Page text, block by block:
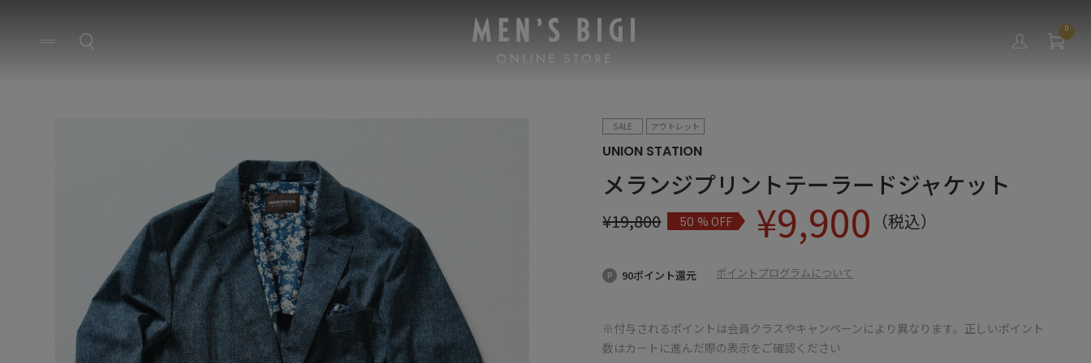
0
SALE アウトレット
UNION STATION
メランジプリントテーラードジャケット
¥19,800 50% OFF ¥9,900 （税込）
90ポイント還元 ポイントプログラムについて
※付与されるポイントは会員クラスやキャンペーンにより異なります。正しいポイント
数はカートに進んだ際の表示をご確認ください